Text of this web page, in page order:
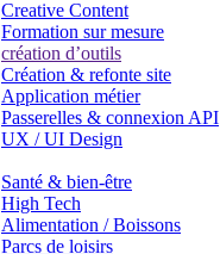
Creative Content
Formation sur mesure
création d’outils
Création & refonte site
Application métier
Passerelles & connexion API
UX / UI Design
Santé & bien-être
High Tech
Alimentation / Boissons
Parcs de loisirs